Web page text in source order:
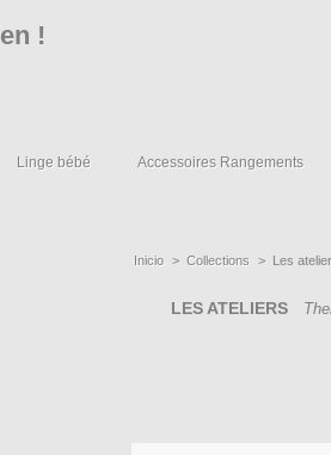
Linge bébé
Accessoires Rangements
Inicio > Collections > Les
LES ATELIERS